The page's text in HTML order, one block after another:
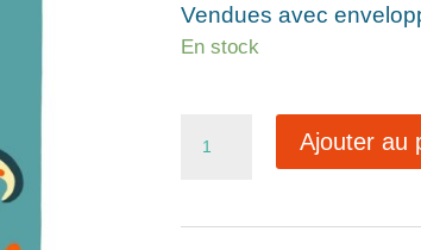
Vendues avec
En stock
de
Ajouter au